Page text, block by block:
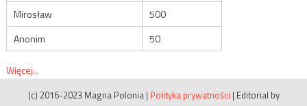
Mirosław
500
Anonim
50
Więcej...
(c) 2016-2023 Magna Polonia | Polityka prywatności | Editorial by